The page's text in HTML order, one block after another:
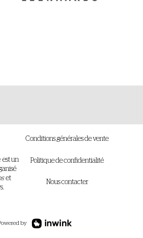
est un
et
Conditions générales de vente
Politique de confidentialité
Nous contacter
by